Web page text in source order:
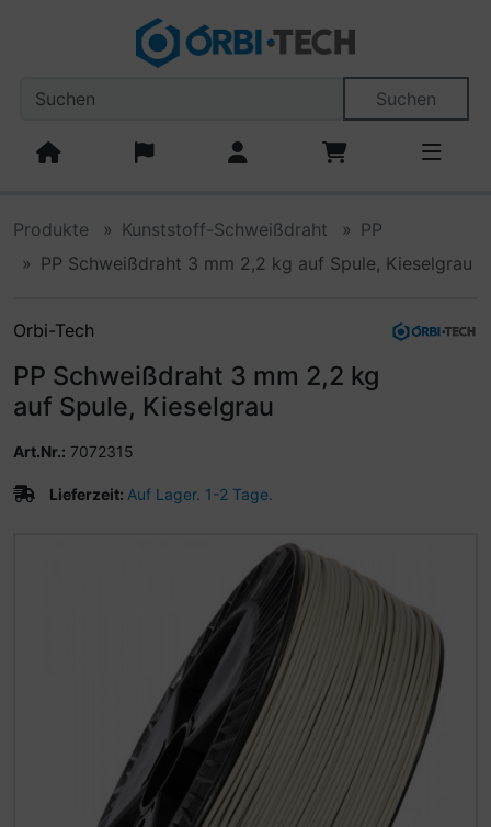
Sprungnavigation
Springe zum Inhalt Springe zur Navigation
Suchen
Produkte Kunststoff-Schweißdraht
PP
PP Schweißdraht 3 mm 2,2 kg auf Spule, Kieselgrau
Orbi-Tech
PP Schweißdraht 3 mm 2,2 kg
auf Spule, Kieselgrau
Art.Nr.: 7072315
Lieferzeit: Auf Lager. 1-2 Tage.
Wenn mehr als ein Produktbild existiert, können Sie die